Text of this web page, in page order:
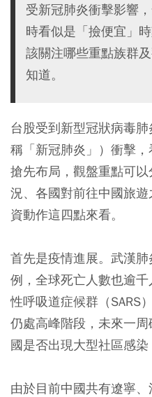
受新冠肺炎衝擊影響
時看似是「撿便宜」
該關注哪些重點族群
知道。
台股受到新型冠狀病毒
稱「新冠肺炎」）衝擊
搶先布局，觀盤重點可
況、各國對前往中國旅
資動作這四點來看。
首先是疫情進展。武漢
例，全球死亡人數也逾
性呼吸道症候群（SARS
仍處高峰階段，未來一
國是否出現大型社區感染
由於目前中國共有遼寧